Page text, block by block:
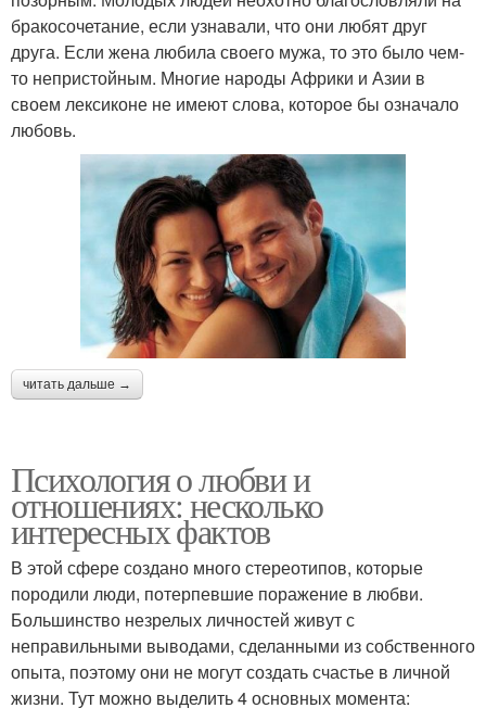
бракосочетание, если узнавали, что они любят друг
друга. Если жена любила своего мужа, то это было чем-
то непристойным. Многие народы Африки и Азии в
своем лексиконе не имеют слова, которое бы означало
любовь.
читать дальше →
Психология о любви и
отношениях: несколько
интересных фактов
В этой сфере создано много стереотипов, которые
породили люди, потерпевшие поражение в любви.
Большинство незрелых личностей живут с
неправильными выводами, сделанными из собственного
опыта, поэтому они не могут создать счастье в личной
жизни. Тут можно выделить 4 основных момента: